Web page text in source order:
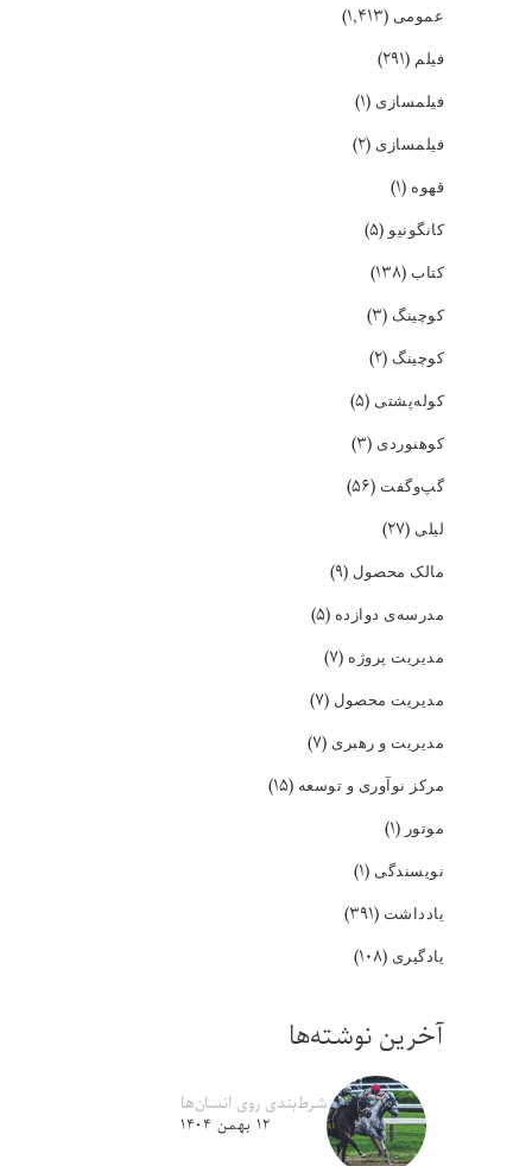
عمومی (۱,۴۱۳)
فیلم (۲۹۱)
فیلمسازی (۱)
فیلمسازی (۲)
قهوه (۱)
کانگونیو(۵)
کتاب (۱۳۸)
کوچینگ (۳)
کوچینگ (۲)
کوله‌پشتی (۵)
کوهنوردی (۳)
گپ‌و‌گفت (۵۶)
لیلی (۲۷)
مالک محصول (۹)
مدرسه‌ی دوازده (۵)
مدیریت پروژه (۷)
مدیریت محصول (۷)
مدیریت و رهبری (۷)
مرکز نوآوری و توسعه (۱۵)
موتور (۱)
نویسندگی (۱)
یادداشت (۳۹۱)
یادگیری (۱۰۸)
آخرین نوشته‌ها
شرط‌بندی روی انسان‌ها
۱۲ بهمن ۱۴۰۴